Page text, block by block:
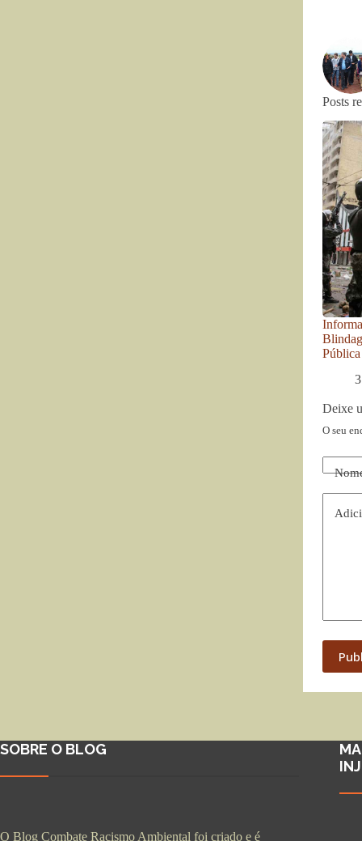
Posts
Deixe
O seu
SOBRE O BLOG
O Blog Combate Racismo Ambiental foi criado e é